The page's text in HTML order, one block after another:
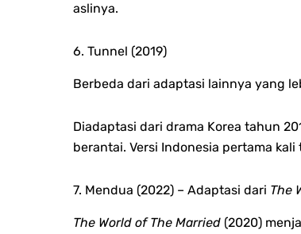
aslinya.
6. Tunnel (2019)
Berbeda dari adaptasi lainnya yang
Diadaptasi dari drama Korea tahun
berantai. Versi Indonesia pertama
7. Mendua (2022) – Adaptasi dari The
The World of The Married (2020)